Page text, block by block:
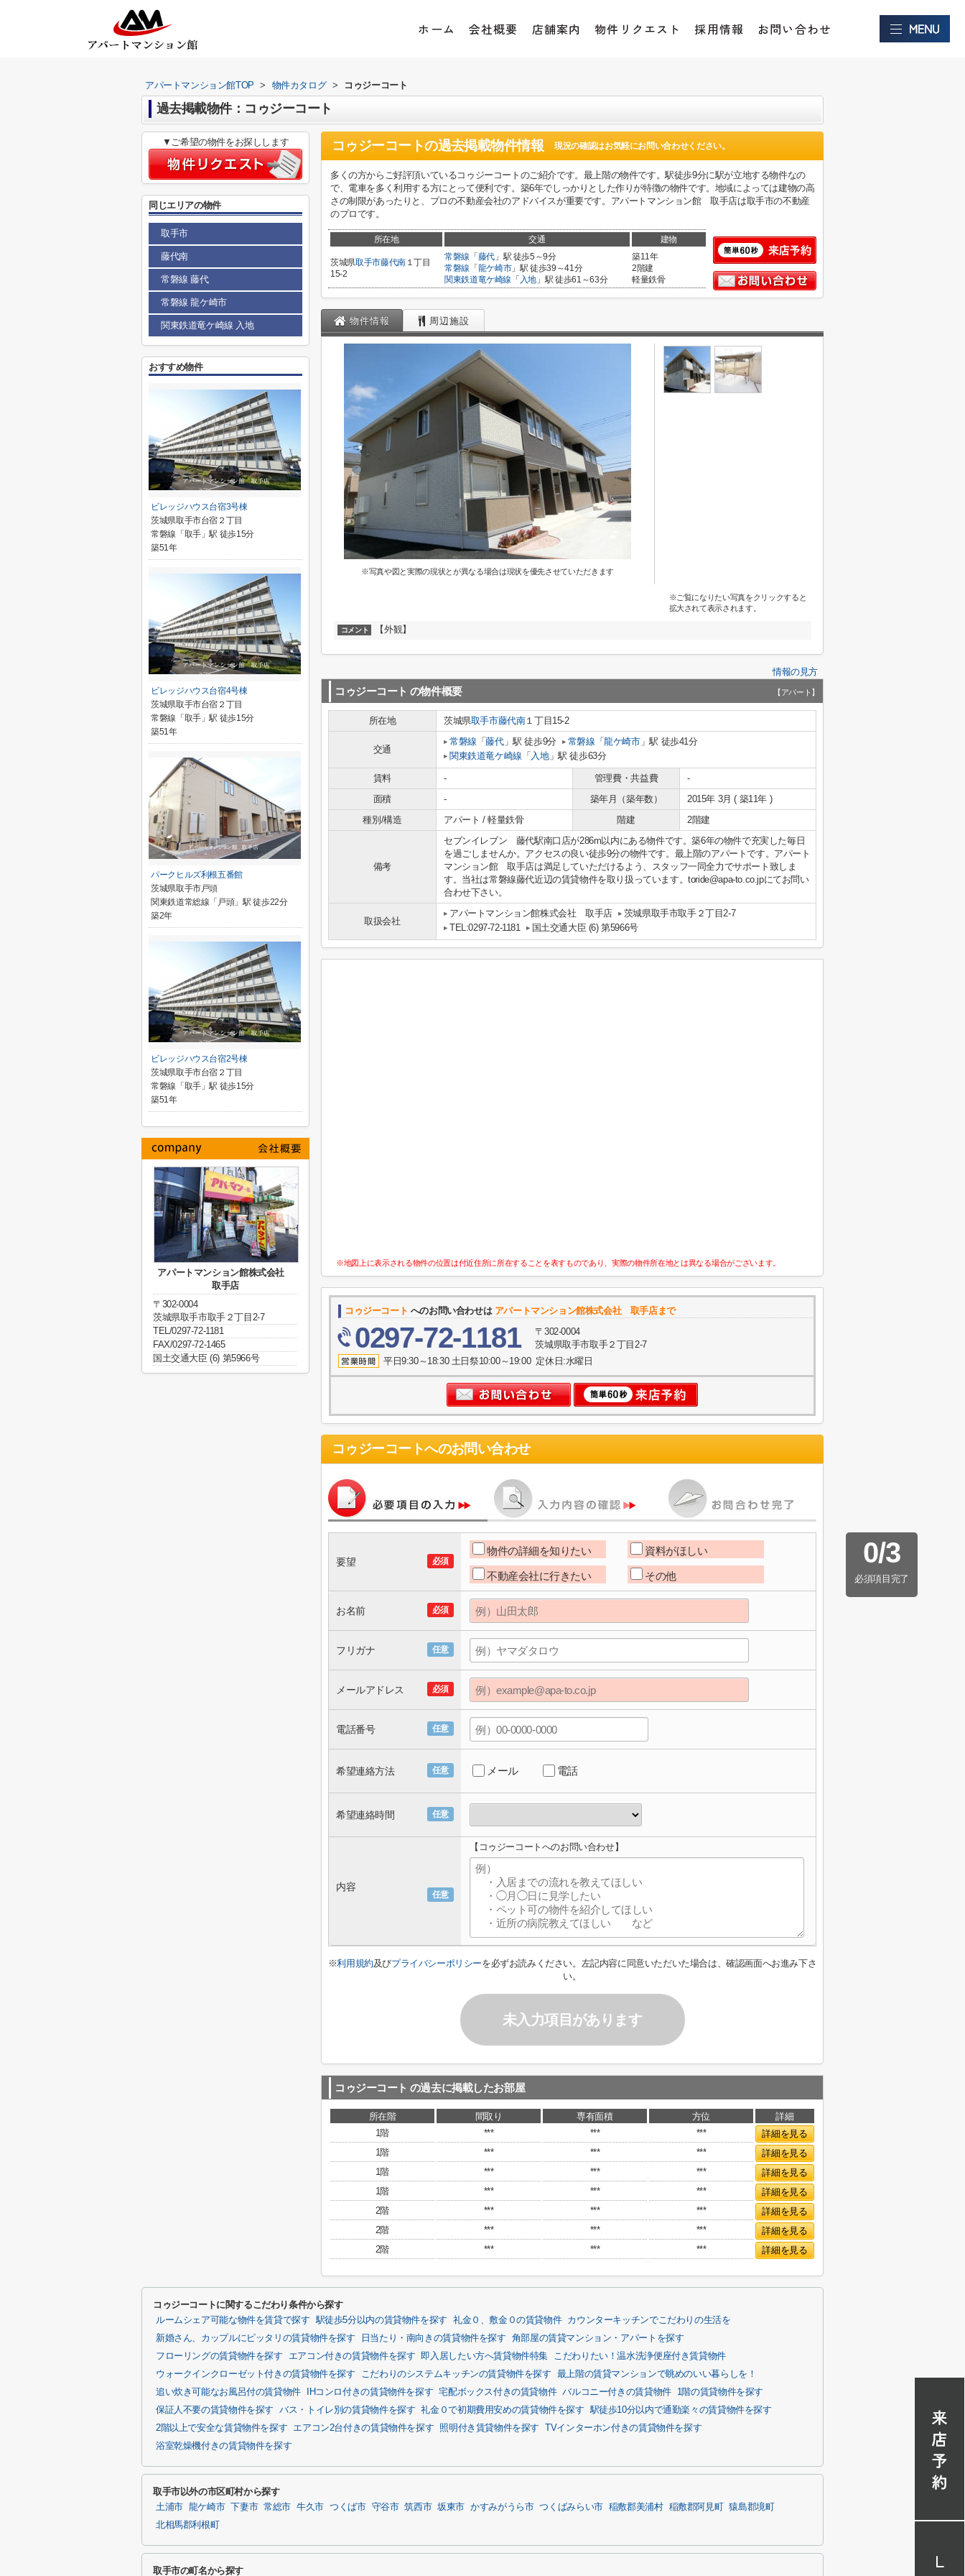
ホーム 会社概要 店舗案内 物件リクエスト 採用情報 お問い合わせ
アパートマンション館TOP > 物件カタログ > コゥジーコート
過去掲載物件：コゥジーコート
コゥジーコートの過去掲載物件情報 現況の確認はお気軽にお問い合わせください。
多くの方からご好評頂いているコゥジーコートのご紹介です。最上階の物件です。駅徒歩9分に駅が立地する物件なの
で、電車を多く利用する方にとって便利です。築6年でしっかりとした作りが特徴の物件です。地域によっては建物の高
さの制限があったりと、プロの不動産会社のアドバイスが重要です。アパートマンション館 取手店は取手市の不動産
のプロです。
所在地 交通 建物
茨城県取手市藤代南１丁目
15-2
常磐線 「 藤代」駅 徒歩5～9分
常磐線 「 龍ケ崎市」駅 徒歩39～41分
関東鉄道竜ケ崎線 「 入地 」駅 徒歩61～63分
築11年
2階建
軽量鉄骨
物件情報 周辺施設
※写真や図と実際の現状とが異なる場合は現状を優先させていただきます
※ご覧になりたい写真をクリックすると
拡大されて表示されます。
コメント 【外観】
情報の見方
コゥジーコート の物件概要 【アパート】
所在地 茨城県取手市藤代南１丁目15-2
交通
常磐線 「藤代」駅 徒歩9分 常磐線 「龍ケ崎市」駅 徒歩41分
関東鉄道竜ケ崎線 「 入地」駅 徒歩63分
賃料 - 管理費・共益費
-
面積
- 築年月（築年数）
2015年 3月 ( 築11年 )
種別/構造
アパート / 軽量鉄骨 階建 2階建
備考
セブンイレブン 藤代駅南口店が286m以内にある物件です。築6年の物件で充実した毎日
を過ごしませんか。アクセスの良い徒歩9分の物件です。最上階のアパートです。アパート
マンション館 取手店は満足していただけるよう、スタッフ一同全力でサポート致しま
す。当社は常磐線藤代近辺の賃貸物件を取り扱っています。toride@apa-to.co.jpにてお問い
合わせ下さい。
取扱会社
アパートマンション館株式会社 取手店
茨城県取手市取手２丁目2-7
TEL:0297-72-1181
国土交通大臣 (6) 第5966号
※地図上に表示される物件の位置は付近住所に所在することを表すものであり、実際の物件所在地とは異なる場合がございます。
コゥジーコート へのお問い合わせは アパートマンション館株式会社 取手店まで
0297-72-1181
〒302-0004
茨城県取手市取手２丁目2-7
平日9:30～18:30 土日祭10:00～19:00 定休日:水曜日
コゥジーコートへのお問い合わせ
0/3
必須項目完了
必須
要望
物件の詳細を知りたい 資料がほしい
不動産会社に行きたい その他
必須
お名前
任意
フリガナ
必須
メールアドレス
任意
電話番号
任意
希望連絡方法 メール 電話
任意
希望連絡時間
任意
内容
【コゥジーコートへのお問い合わせ】
※利用規約及びプライバシーポリシーを必ずお読みください。左記内容に同意いただいた場合は、確認画面へお進み下さ
い。
未入力項目があります
コゥジーコート の過去に掲載したお部屋
所在階 間取り 専有面積 方位
詳細
1階
*** *** ***
詳細を見る
1階
*** *** ***
詳細を見る
1階
*** *** ***
詳細を見る
1階
*** *** ***
詳細を見る
2階
*** *** ***
詳細を見る
2階
*** *** ***
詳細を見る
2階
*** *** *** 詳細を見る
▼ご希望の物件をお探しします
同じエリアの物件
取手市
藤代南
常磐線 藤代
常磐線 龍ケ崎市
関東鉄道竜ケ崎線 入地
おすすめ物件
ビレッジハウス台宿3号棟
茨城県取手市台宿２丁目
常磐線「取手」駅 徒歩15分
築51年
ビレッジハウス台宿4号棟
茨城県取手市台宿２丁目
常磐線「取手」駅 徒歩15分
築51年
パークヒルズ利根五番館
茨城県取手市戸頭
関東鉄道常総線「戸頭」駅 徒歩22分
築2年
ビレッジハウス台宿2号棟
茨城県取手市台宿２丁目
常磐線「取手」駅 徒歩15分
築51年
アパートマンション館株式会社
取手店
〒302-0004
茨城県取手市取手２丁目2-7
TEL/0297-72-1181
FAX/0297-72-1465
国土交通大臣 (6) 第5966号
コゥジーコートに関するこだわり条件から探す
ルームシェア可能な物件を賃貸で探す 駅徒歩5分以内の賃貸物件を探す 礼金０、敷金０の賃貸物件
カウンターキッチンでこだわりの生活を
新婚さん、カップルにピッタリの賃貸物件を探す
日当たり・南向きの賃貸物件を探す
角部屋の賃貸マンション・アパートを探す
フローリングの賃貸物件を探す
エアコン付きの賃貸物件を探す 即入居したい方へ賃貸物件特集
こだわりたい！温水洗浄便座付き賃貸物件
ウォークインクローゼット付きの賃貸物件を探す
こだわりのシステムキッチンの賃貸物件を探す
最上階の賃貸マンションで眺めのいい暮らしを！
追い炊き可能なお風呂付の賃貸物件
IHコンロ付きの賃貸物件を探す 宅配ボックス付きの賃貸物件 バルコニー付きの賃貸物件
1階の賃貸物件を探す
保証人不要の賃貸物件を探す
バス・トイレ別の賃貸物件を探す 礼金０で初期費用安めの賃貸物件を探す
駅徒歩10分以内で通勤楽々の賃貸物件を探す
2階以上で安全な賃貸物件を探す
エアコン2台付きの賃貸物件を探す 照明付き賃貸物件を探す
TVインターホン付きの賃貸物件を探す
浴室乾燥機付きの賃貸物件を探す
取手市以外の市区町村から探す
土浦市 龍ケ崎市 下妻市 常総市 牛久市 つくば市 守谷市 筑西市 坂東市 かすみがうら市 つくばみらい市 稲敷郡美浦村 稲敷郡阿見町
猿島郡境町
北相馬郡利根町
取手市の町名から探す